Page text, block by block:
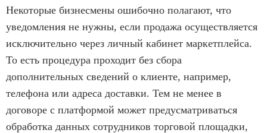
Некоторые бизнесмены ошибочно полагают, что
уведомления не нужны, если продажа осуществляется
исключительно через личный кабинет маркетплейса.
То есть процедура проходит без сбора
дополнительных сведений о клиенте, например,
телефона или адреса доставки. Тем не менее в
договоре с платформой может предусматриваться
обработка данных сотрудников торговой площадки,